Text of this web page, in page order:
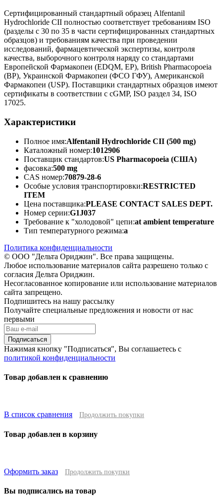
Сертифицированный стандартный образец Alfentanil
Hydrochloride CII полностью соответствует требованиям ISO
(разделы с 30 по 35 в части сертифицированных стандартных
образцов) и требованиям качества при проведении
исследований, фармацевтической экспертизы, контроля
качества, выборочного контроля наряду со стандартами
Европейской Фармакопеи (EDQM, EP), British Pharmacopoeia
(BP), Украинской Фармакопеи (ФСО ГФУ), Американской
Фармакопеи (USP). Поставщики стандартных образцов имеют
сертификаты в соответствии с cGMP, ISO раздел 34, ISO
17025.
Характеристики
Полное имя:Alfentanil Hydrochloride CII (500 mg)
Каталожный номер:1012906
Поставщик стандартов:US Pharmacopoeia (США)
фасовка:500 mg
CAS номер:70879-28-6
Особые условия транспортировки:RESTRICTED
ITEM
Цена поставщика:PLEASE CONTACT SALES DEPT.
Номер серии:G1J037
Требование к "холодовой" цепи:at ambient temperature
Тип температурного режима:a
Политика конфиденциальности
© ООО "Дельта Ориджин". Все права защищены.
Любое использование материалов сайта разрешено только с
согласия Дельта Ориджин.
Несогласованное копирование или использование материалов
сайта запрещено.
Подпишитесь на нашу рассылку
Получайте специальные предложения и новости от нас
первыми
Подписаться
Нажимая кнопку "Подписаться", Вы соглашаетесь с
политикой конфиденциальности
Товар добавлен к сравнению
В список сравнения Продолжить покупки
Товар добавлен в корзину
Оформить заказ Продолжить покупки
Вы подписались на товар